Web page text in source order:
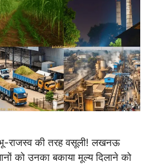
भू-राजस्व की तरह वसूली! लखनऊ
को उनका बकाया मूल्य दिलाने को